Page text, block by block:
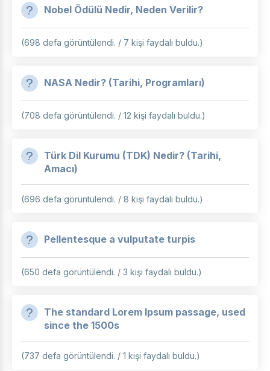
Nobel Ödülü Nedir, Neden Verilir?
(698 defa görüntülendi. / 7 kişi faydalı buldu.)
NASA Nedir? (Tarihi, Programları)
(708 defa görüntülendi. / 12 kişi faydalı buldu.)
Türk Dil Kurumu (TDK) Nedir? (Tarihi,
Amacı)
(696 defa görüntülendi. / 8 kişi faydalı buldu.)
Pellentesque a vulputate turpis
(650 defa görüntülendi. / 3 kişi faydalı buldu.)
The standard Lorem Ipsum passage, used
since the 1500s
(737 defa görüntülendi. / 1 kişi faydalı buldu.)